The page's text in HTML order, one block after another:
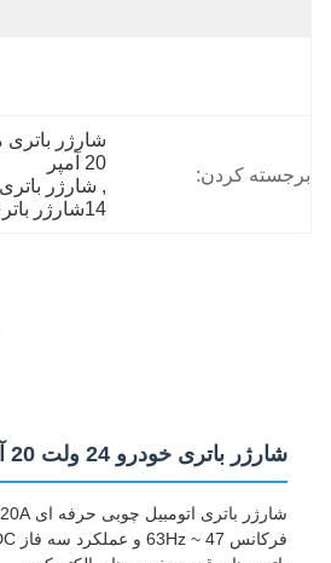
برجسته کردن:
20 آمپر
, شارژر باتری 63 هرتز
14شارژر باتری نوع ژل.5 ولت DC
شارژر باتری خودرو 24 ولت 20 آمپر